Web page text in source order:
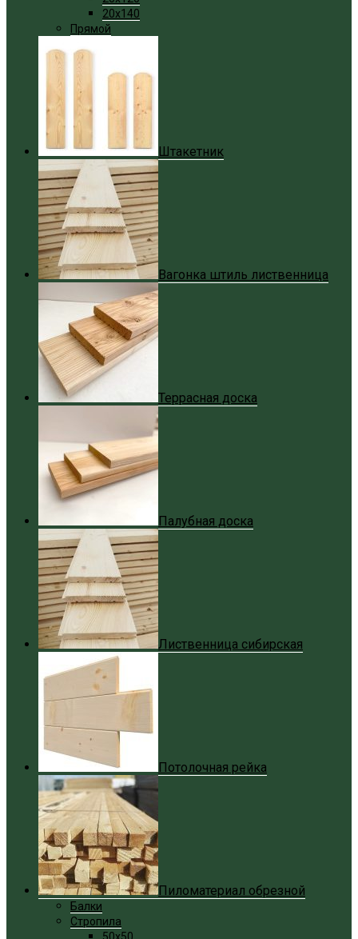
20x140
Прямой
Штакетник
Вагонка штиль лиственница
Террасная доска
Палубная доска
Лиственница сибирская
Потолочная рейка
Пиломатериал обрезной
Балки
Стропила